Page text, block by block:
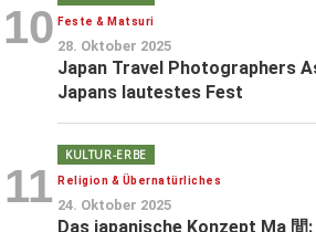
10 Feste & Matsuri
28. Oktober 2025
Japan Travel Photographers
Japans lautestes Fest
11
KULTUR-ERBE
Religion & Übernatürliches
24. Oktober 2025
Das japanische Konzept Ma 間